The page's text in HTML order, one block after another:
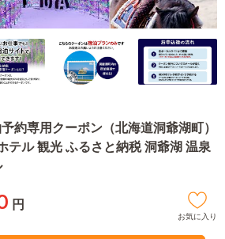
約専用クーポン（北海道洞爺湖町）
テル 観光 ふるさと納税 洞爺湖 温泉
円
お気に入り